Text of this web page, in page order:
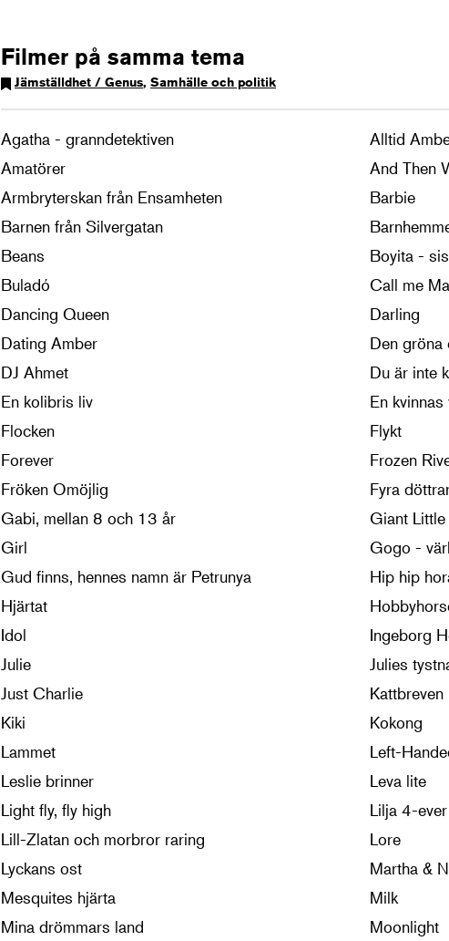
Filmer på samma tema
Jämställdhet / Genus, Samhälle och politik
Agatha - granndetektiven
Alltid
Amatörer
And Then
Armbryterskan från Ensamheten
Barbie
Barnen från Silvergatan
Beans
Boyita -
Buladó
Call me
Dancing Queen
Darling
Dating Amber
Den gröna
DJ Ahmet
Du är inte
En kolibris liv
En kvinnas
Flocken
Flykt
Forever
Frozen
Fröken Omöjlig
Fyra
Gabi, mellan 8 och 13 år
Giant
Girl
Gogo -
Gud finns, hennes namn är Petrunya
Hip hip
Hjärtat
Idol
Ingeborg
Julie
Julies
Just Charlie
Kattbreven
Kiki
Kokong
Lammet
Left-
Leslie brinner
Leva lite
Light fly, fly high
Lilja 4-ever
Lill-Zlatan och morbror raring
Lore
Lyckans ost
Martha &
Mesquites hjärta
Milk
Mina drömmars land
Moonlight